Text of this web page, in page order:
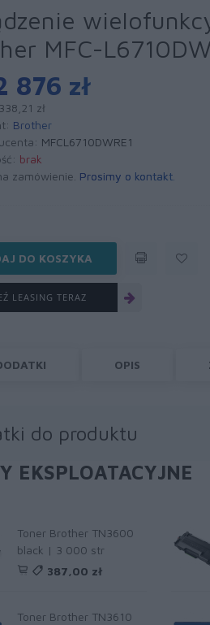
MFC-L6710DW
876 zł
zł
Brother
MFCL6710DWRE1
brak
zamówienie. Prosimy o kontakt
DO KOSZYKA
LEASING TERAZ
OPIS
do produktu
EKSPLOATACYJNE
Toner Brother TN3600
black | 3 000 str
387,00 zł
Toner Brother TN3610